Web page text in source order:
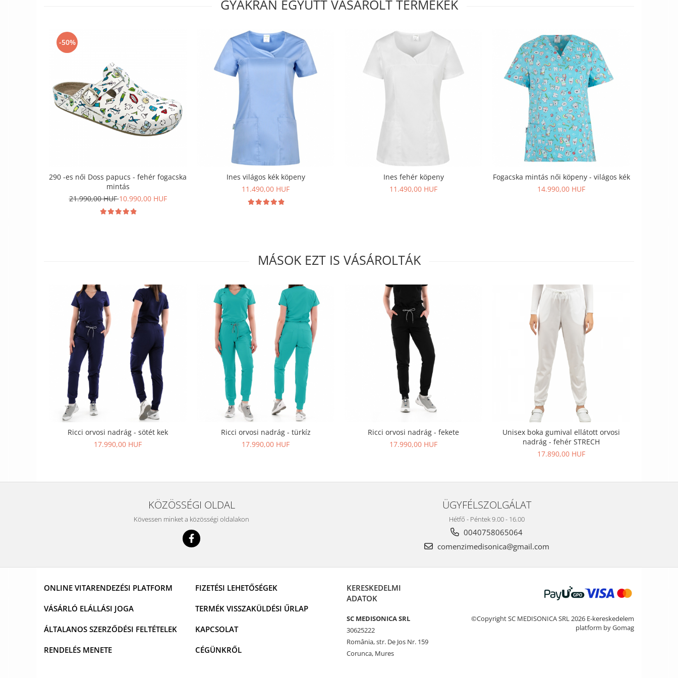
GYAKRAN EGYÜTT VÁSÁROLT TERMÉKEK
-50%
290 -es női Doss papucs - fehér fogacska
mintás
21.990,00 HUF10.990,00 HUF
Ines világos kék köpeny
11.490,00 HUF
Ines fehér köpeny
11.490,00 HUF
Fogacska mintás női köpeny - világos kék
14.990,00 HUF
MÁSOK EZT IS VÁSÁROLTÁK
Ricci orvosi nadrág - sötét kek
17.990,00 HUF
Ricci orvosi nadrág - türkíz
17.990,00 HUF
Ricci orvosi nadrág - fekete
17.990,00 HUF
Unisex boka gumival ellátott orvosi
nadrág - fehér STRECH
17.890,00 HUF
KÖZÖSSÉGI OLDAL
Kövessen minket a közösségi oldalakon
ÜGYFÉLSZOLGÁLAT
Hétfő - Péntek 9.00 - 16.00
0040758065064
comenzimedisonica@gmail.com
ONLINE VITARENDEZÉSI PLATFORM
VÁSÁRLÓ ELÁLLÁSI JOGA
ÁLTALANOS SZERZŐDÉSI FELTÉTELEK
RENDELÉS MENETE
FIZETÉSI LEHETŐSÉGEK
TERMÉK VISSZAKÜLDÉSI ŰRLAP
KAPCSOLAT
CÉGÜNKRŐL
KERESKEDELMI
ADATOK
SC MEDISONICA SRL
30625222
România, str. De Jos Nr. 159
Corunca, Mures
©Copyright SC MEDISONICA SRL 2026 E-kereskedelem
platform by Gomag